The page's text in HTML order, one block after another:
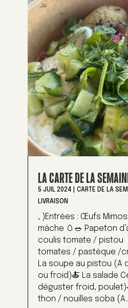
LA CARTE DE LA
5 JUIL 2024 CARTE DE LA
LIVRAISON
, )Entrées : Œufs
mâche 🥚🥗 Papeton
coulis tomate / pistou
tomates / pastèque /
La soupe au pistou (A
ou froid)🍝 La salade
déguster froid,
thon / nouilles soba